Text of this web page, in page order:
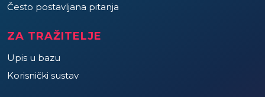
Često postavljana pitanja
ZA TRAŽITELJE
Upis u bazu
Korisnički sustav